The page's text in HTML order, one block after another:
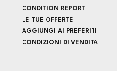
CONDITION REPORT
LE TUE OFFERTE
AGGIUNGI AI PREFERITI
CONDIZIONI DI VENDITA